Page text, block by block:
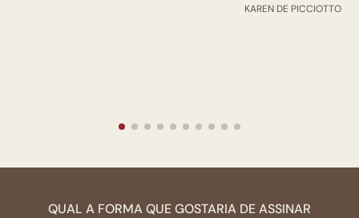
KAREN DE PICCIOTTO
QUAL A FORMA QUE GOSTARIA DE ASSINAR